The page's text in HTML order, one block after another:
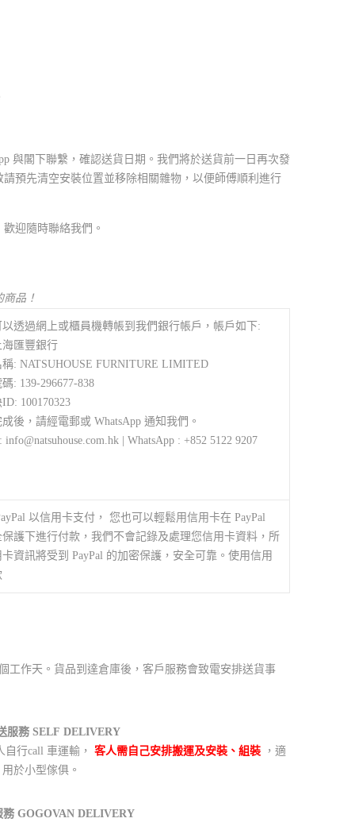
與閣下聯繫，確認送貨日期。我們將於送貨前一日再次發
預先清空安裝位置並移除相關雜物，以便師傅順利進行
迎隨時聯絡我們。
品！
透過網上或櫃員機轉帳到我們銀行帳戶，帳戶如下:
海匯豐銀行
稱: NATSUHOUSE FURNITURE LIMITED
: 139-296677-838
100170323
後，請經電郵或 WhatsApp 通知我們。
info@natsuhouse.com.hk | WhatsApp : +852 5122 9207
以信用卡支付， 您也可以輕鬆用信用卡在 PayPal
保護下進行付款，我們不會記錄及處理您信用卡資料，所
卡資訊將受到 PayPal 的加密保護，安全可靠。使用信用
工作天。貨品到達倉庫後，客戶服務會致電安排送貨事
服務 SELF DELIVERY
自行call 車運輸，客人需自己安排搬運及安裝、組裝 ，適
用於小型傢俱。
務 GOGOVAN DELIVERY